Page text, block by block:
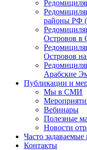
районы РФ
Островов
Островов
Арабские
Публикации и
Мы в СМИ
Вебинары
Полезные
Новости
Часто
Контакты